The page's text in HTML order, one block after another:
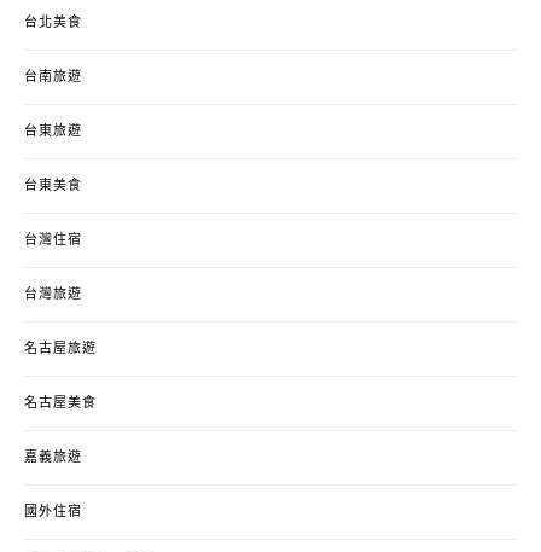
台北美食
台南旅遊
台東旅遊
台東美食
台灣住宿
台灣旅遊
名古屋旅遊
名古屋美食
嘉義旅遊
國外住宿